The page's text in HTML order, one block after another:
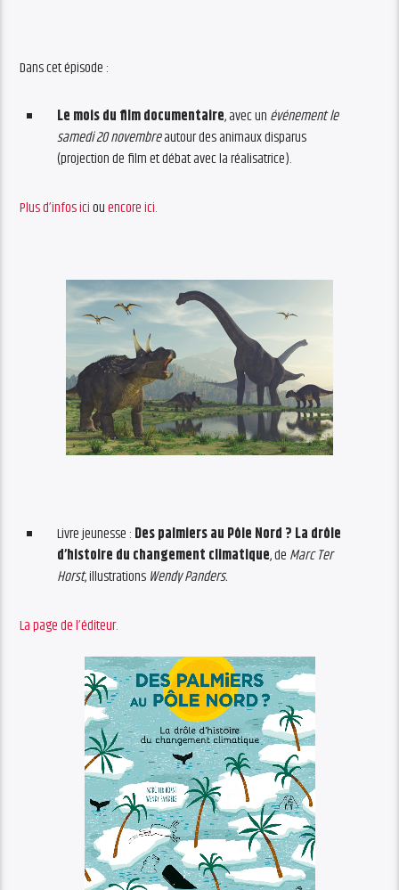
Dans cet épisode :
Le mois du film documentaire, avec un événement le
samedi 20 novembreautour des animaux disparus
(projection de film et débat avec la réalisatrice).
Plus d’infos iciouencore ici.
Livre jeunesse : Des palmiers au Pôle Nord ? La drôle
d’histoire du changement climatique, de Marc Ter
Horst, illustrations Wendy Panders.
La page de l’éditeur.